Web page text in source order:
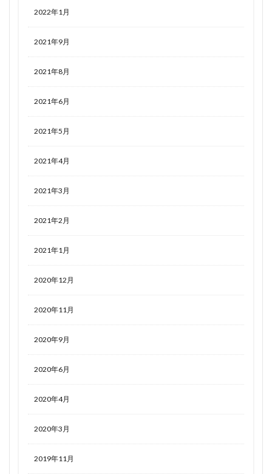
2022年1月
2021年9月
2021年8月
2021年6月
2021年5月
2021年4月
2021年3月
2021年2月
2021年1月
2020年12月
2020年11月
2020年9月
2020年6月
2020年4月
2020年3月
2019年11月